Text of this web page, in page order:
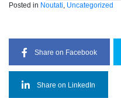
Posted in Noutati, Uncategorized
Share on Facebook
Share on LinkedIn